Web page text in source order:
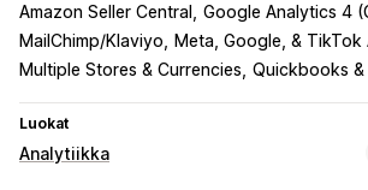
Amazon Seller Central
Google Analytics 4
MailChimp/Klaviyo
Meta, Google, & TikTok
Multiple Stores & Currencies Quickbooks &
Luokat
Analytiikka